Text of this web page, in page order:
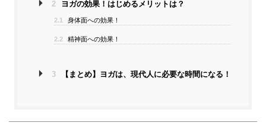
2 ヨガの効果！はじめるメリットは？
2.1 身体面への効果！
2.2 精神面への効果！
3 【まとめ】ヨガは、現代人に必要な時間になる！